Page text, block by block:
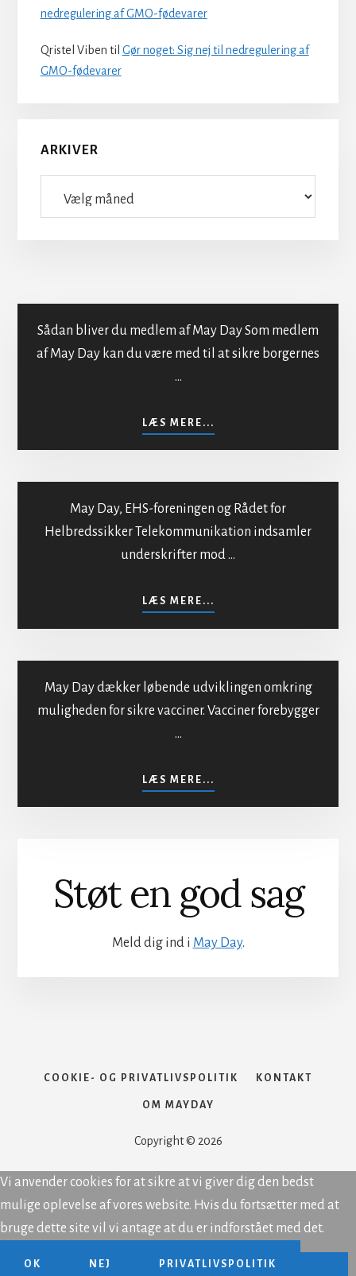
nedregulering af GMO-fødevarer
Qristel Viben til Gør noget: Sig nej til nedregulering af
GMO-fødevarer
ARKIVER
Sådan bliver du medlem af May Day Som medlem
af May Day kan du være med til at sikre borgernes
…
LÆS MERE...
INDMELDELSE
befolkningen
May Day, EHS-foreningen og Rådet for
Helbredssikker Telekommunikation indsamler
underskrifter mod …
LÆS MERE...
MOD
BESTRÅLING
May Day dækker løbende udviklingen omkring
muligheden for sikre vacciner. Vacciner forebygger
…
LÆS MERE...
SIKKER
VACCINATION
Støt en god sag
Meld dig ind i May Day.
COOKIE- OG PRIVATLIVSPOLITIK KONTAKT
OM MAYDAY
Copyright © 2026
Vi anvender cookies for at sikre at vi giver dig den bedst
mulige oplevelse af vores website. Hvis du fortsætter med at
bruge dette site vil vi antage at du er indforstået med det.
OK NEJ PRIVATLIVSPOLITIK